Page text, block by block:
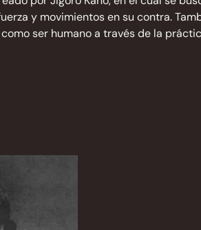
y movimientos en su contra.
ser humano a través de la